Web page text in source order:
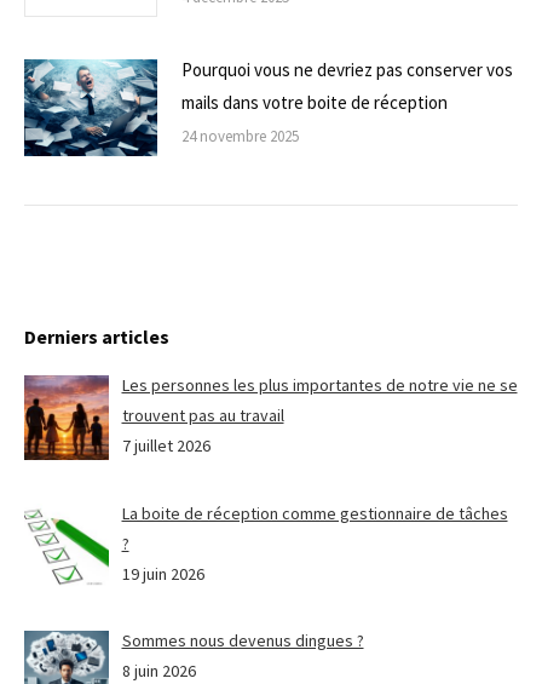
Pourquoi vous ne devriez pas conserver vos
mails dans votre boite de réception
24 novembre 2025
Derniers articles
Les personnes les plus importantes de notre vie ne se
trouvent pas au travail
7 juillet 2026
La boite de réception comme gestionnaire de tâches
?
19 juin 2026
Sommes nous devenus dingues ?
8 juin 2026